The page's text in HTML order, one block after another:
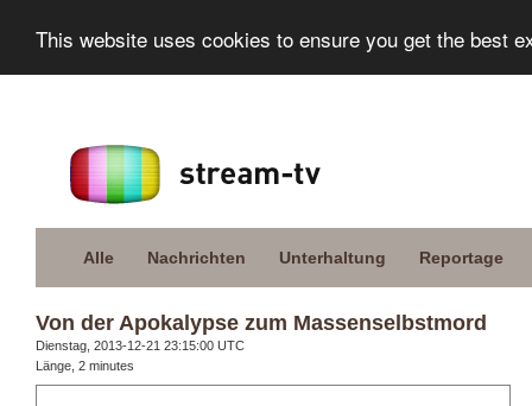
This website uses cookies to ensure you get the best
Alle Nachrichten Unterhaltung Reportage
Von der Apokalypse zum Massenselbstmord
Dienstag, 2013-12-21 23:15:00 UTC
Länge, 2 minutes